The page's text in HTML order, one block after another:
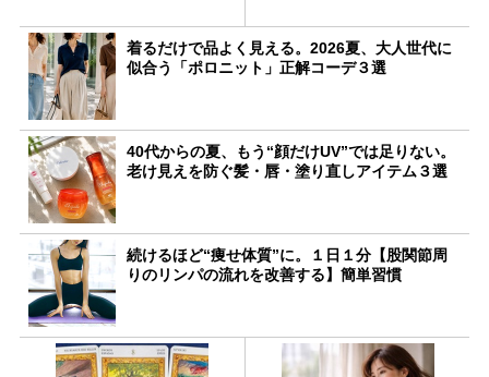
着るだけで品よく見える。2026夏、大人世代に
似合う「ポロニット」正解コーデ３選
40代からの夏、もう“顔だけUV”では足りない。
老け見えを防ぐ髪・唇・塗り直しアイテム３選
続けるほど“痩せ体質”に。１日１分【股関節周
りのリンパの流れを改善する】簡単習慣